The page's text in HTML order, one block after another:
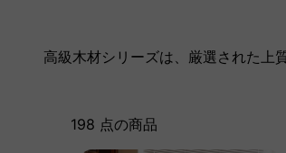
高級木材シリーズは、厳選された上
198 点の商品